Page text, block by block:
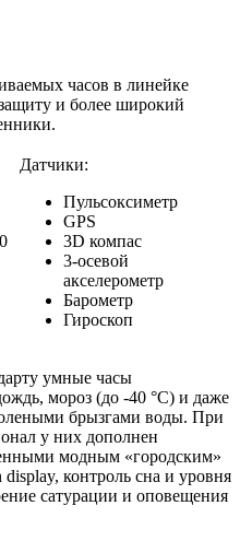
часов в линейке
и более широкий
Датчики:
Пульсоксиметр
GPS
3D компас
3-осевой
акселерометр
Барометр
Гироскоп
умные часы
мороз (до -40 °С) и даже
брызгами воды. При
у них дополнен
модным «городским»
контроль сна и уровня
сатурации и оповещения